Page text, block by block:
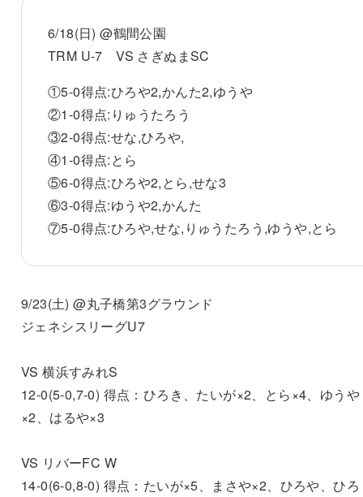
6/18(日) @鶴間公園
TRM U-7 VS さぎぬまSC
①5-0得点:ひろや2,かんた2,ゆうや
②1-0得点:りゅうたろう
③2-0得点:せな,ひろや,
④1-0得点:とら
⑤6-0得点:ひろや2,とら,せな3
⑥3-0得点:ゆうや2,かんた
⑦5-0得点:ひろや,せな,りゅうたろう,ゆうや,とら
9/23(土) @丸子橋第3グラウンド
ジェネシスリーグU7
VS 横浜すみれS
12-0(5-0,7-0) 得点：ひろき、たいが×2、とら×4、ゆうや
×2、はるや×3
VS リバーFC W
14-0(6-0,8-0) 得点：たいが×5、まさや×2、ひろや、ひろ